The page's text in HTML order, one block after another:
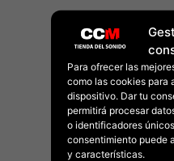
Para ofrecer las
como las cookies para
dispositivo. Dar tu
permitirá procesar
o identificadores
consentimiento puede
y características.